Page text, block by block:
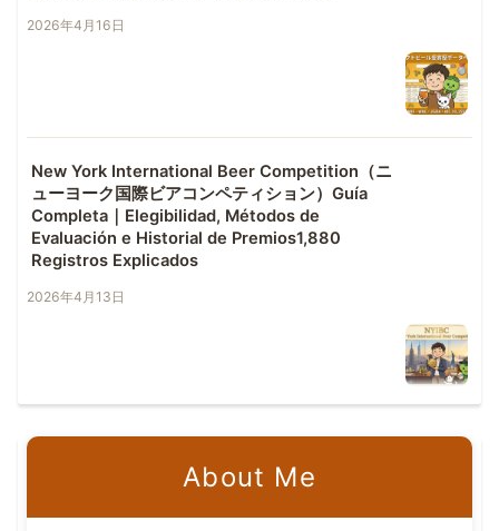
2026年4月16日
New York International Beer Competition（ニ
ューヨーク国際ビアコンペティション）Guía
Completa｜Elegibilidad, Métodos de
Evaluación e Historial de Premios1,880
Registros Explicados
2026年4月13日
About Me